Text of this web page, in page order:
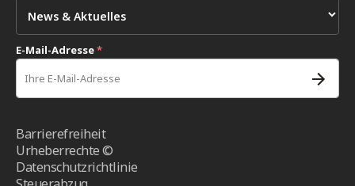
E-Mail-Adresse*
Barrierefreiheit
Urheberrechte ©
Datenschutzrichtlinie